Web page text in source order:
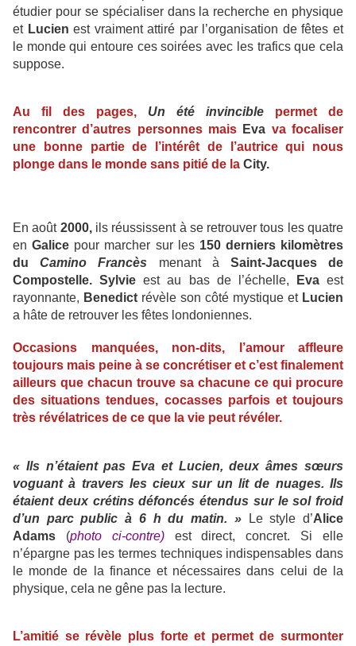
étudier pour se spécialiser dans la recherche en physique
et Lucien est vraiment attiré par l’organisation de fêtes et
le monde qui entoure ces soirées avec les trafics que cela
suppose.
Au fil des pages, Un été invincible
permet de
rencontrer d’autres personnes mais Eva va focaliser
une bonne partie de l’intérêt de l’autrice qui nous
plonge dans le monde sans pitié de la City.
En août 2000,ils réussissent à se retrouver tous les quatre
enGalice pour marcher sur les 150 derniers kilomètres
duCamino Francès menant à Saint-Jacques de
Compostelle. Sylvie est au bas de l’échelle, Evaest
rayonnante, Benedict révèle son côté mystique et Lucien
a hâte de retrouver les fêtes londoniennes.
Occasions manquées, non-dits, l’amour affleure
toujours mais peine à se concrétiser et c’est finalement
ailleurs que chacun trouve sa chacune ce qui procure
des situations tendues, cocasses parfois et toujours
très révélatrices de ce que la vie peut révéler.
« Ils n’étaient pas Eva et Lucien, deux âmes sœurs
voguant à travers les cieux sur un lit de nuages. Ils
étaient deux crétins défoncés étendus sur le sol froid
d’un parc public à 6 h du matin. »Le style d’Alice
Adams (photo ci-contre)est direct, concret. Si elle
n’épargne pas les termes techniques indispensables dans
le monde de la finance et nécessaires dans celui de la
physique, cela ne gêne pas la lecture.
L’amitié se révèle plus forte et permet de surmonter